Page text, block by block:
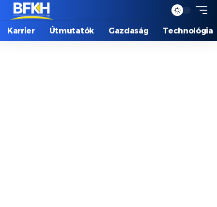
Karrier Útmutatók Gazdaság Technológia